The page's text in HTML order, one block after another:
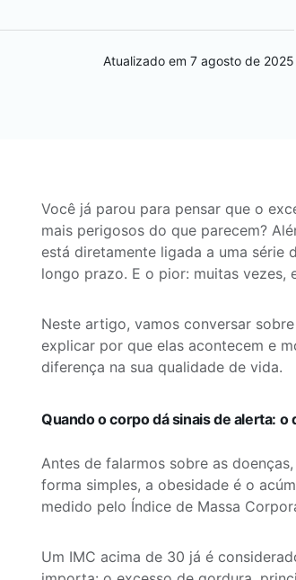
Atualizado em 7 agosto de 2025
Você já parou para pensar que o
mais perigosos do que parecem?
está diretamente ligada a uma série
longo prazo. E o pior: muitas vezes,
Neste artigo, vamos conversar
explicar por que elas acontecem e
diferença na sua qualidade de vida.
Quando o corpo dá sinais de alerta:
Antes de falarmos sobre as
forma simples, a obesidade é o
medido pelo Índice de Massa
Um IMC acima de 30 já é